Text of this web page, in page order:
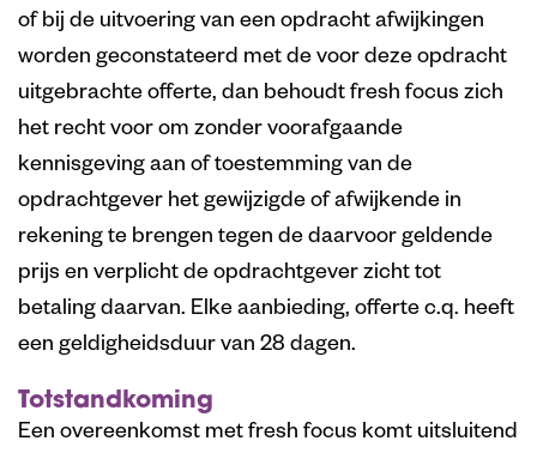
of bij de uitvoering van een opdracht afwijkingen
worden geconstateerd met de voor deze opdracht
uitgebrachte offerte, dan behoudt fresh focus zich
het recht voor om zonder voorafgaande
kennisgeving aan of toestemming van de
opdrachtgever het gewijzigde of afwijkende in
rekening te brengen tegen de daarvoor geldende
prijs en verplicht de opdrachtgever zicht tot
betaling daarvan. Elke aanbieding, offerte c.q. heeft
een geldigheidsduur van 28 dagen.
Totstandkoming
Een overeenkomst met fresh focus komt uitsluitend